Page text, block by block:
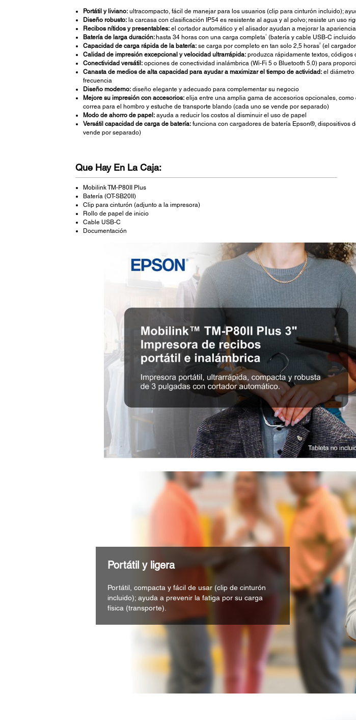
Portátil y liviano:ultracompacto, fácil de manejar para los usuarios (clip para cinturón incluido);
Diseño robusto:la carcasa con clasificación IP54 es resistente al agua y al polvo; resiste un uso
Recibos nítidos y presentables:el cortador automático y el alisador ayudan a mejorar la
Batería de larga duración: hasta 34 horas con una carga completa1
(batería y cable USB-C
Capacidad de carga rápida de la batería:se carga por completo en tan solo 2,5 horas2(el
Calidad de impresión excepcional y velocidad ultrarrápida:produzca rápidamente textos, códigos
Conectividad versátil:opciones de conectividad inalámbrica (Wi-Fi 5 o Bluetooth 5.0) para
Canasta de medios de alta capacidad para ayudar a maximizar el tiempo de actividad:el diámetro
frecuencia
Diseño moderno:diseño elegante y adecuado para complementar su negocio
Mejore su impresión con accesorios:elija entre una amplia gama de accesorios opcionales,
correa para el hombro y estuche de transporte blando (cada uno se vende por separado)
Modo de ahorro de papel:ayuda a reducir los costos al disminuir el uso de papel
Versátil capacidad de carga de batería:funciona con cargadores de batería Epson®, dispositivos
vende por separado)
Que Hay En La Caja:
Mobilink TM-P80II Plus
Batería (OT-SB20II)
Clip para cinturón (adjunto a la impresora)
Rollo de papel de inicio
Cable USB-C
Documentación
Portátil y ligera
Portátil, compacta y fácil de usar (clip de cinturón
incluido); ayuda a prevenir la fatiga por su carga
física (transporte).